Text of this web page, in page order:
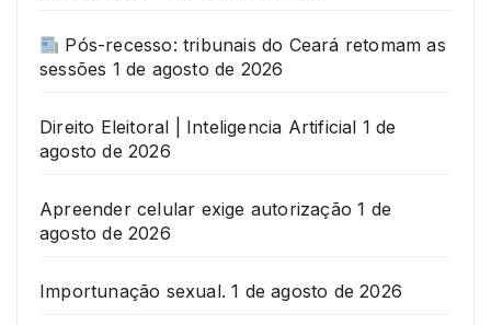
Pós-recesso: tribunais do Ceará retomam as
sessões 1 de agosto de 2026
Direito Eleitoral | Inteligencia Artificial 1 de
agosto de 2026
Apreender celular exige autorização 1 de
agosto de 2026
Importunação sexual. 1 de agosto de 2026